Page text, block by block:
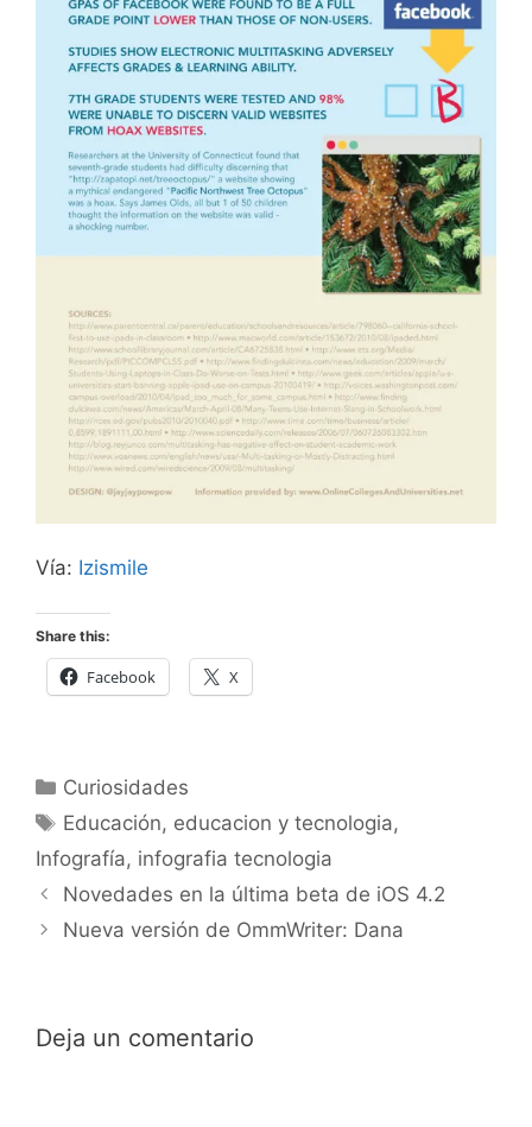
Vía: Izismile
Share this:
Facebook X
Categorías
Curiosidades
Etiquetas
Educación, educacion y tecnologia,
Infografía, infografia tecnologia
Novedades en la última beta de iOS 4.2
Nueva versión de OmmWriter: Dana
Deja un comentario